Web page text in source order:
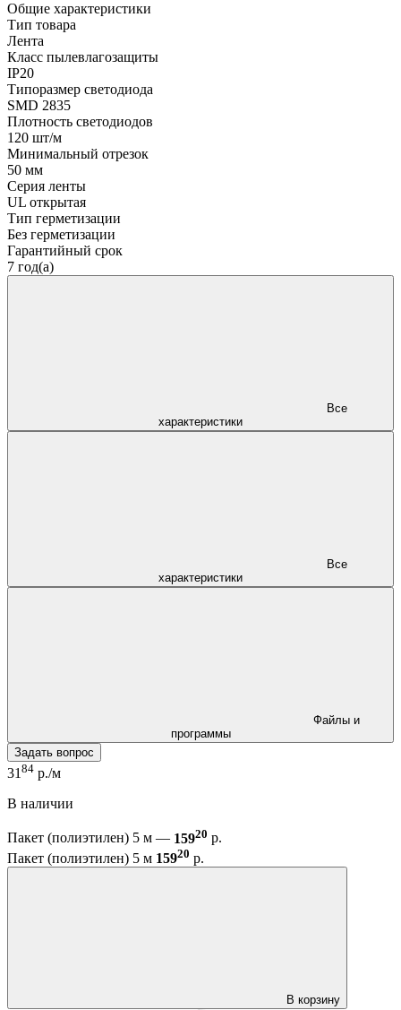
Общие характеристики
Тип товара
Лента
Класс пылевлагозащиты
IP20
Типоразмер светодиода
SMD 2835
Плотность светодиодов
120 шт/м
Минимальный отрезок
50 мм
Серия ленты
UL открытая
Тип герметизации
Без герметизации
Гарантийный срок
7 год(а)
характеристики
характеристики
программы
Задать вопрос
31 84 р./м
В наличии
Пакет (полиэтилен) 5 м — 15920 р.
Пакет (полиэтилен) 5 м 15920 р.
В корзину